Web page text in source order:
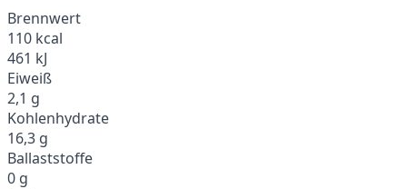
Brennwert
110 kcal
461 kJ
Eiweiß
2,1 g
Kohlenhydrate
16,3 g
Ballaststoffe
0 g